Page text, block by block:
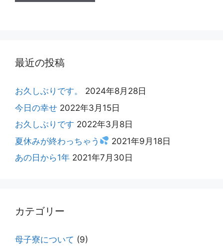
最近の投稿
お久しぶりです。
2024年8月28日
今日の幸せ 2022年3月15日
お久しぶりです 2022年3月8日
夏休みが終わっちゃう
2021年9月18日
あの日から1年 2021年7月30日
カテゴリー
母子寮について (9)